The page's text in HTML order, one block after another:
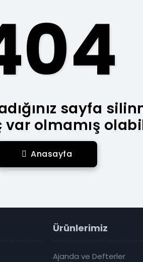
sayfa
var olmamış
Anasayfa
Ürünlerimiz
Ajanda ve Defterler